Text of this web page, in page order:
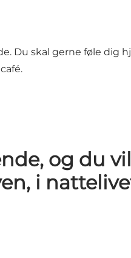
Du skal gerne føle dig
og du
i